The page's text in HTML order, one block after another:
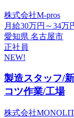
株式会社M-pros
月給30万円～34万
愛知県 名古屋市
正社員
NEW!
製造スタッフ/
コツ作業/工場
株式会社